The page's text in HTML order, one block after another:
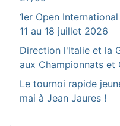
1er Open
11 au 18 juillet 2026
Direction l'Italie et la
aux Championnats et
Le tournoi rapide
mai à Jean Jaures !